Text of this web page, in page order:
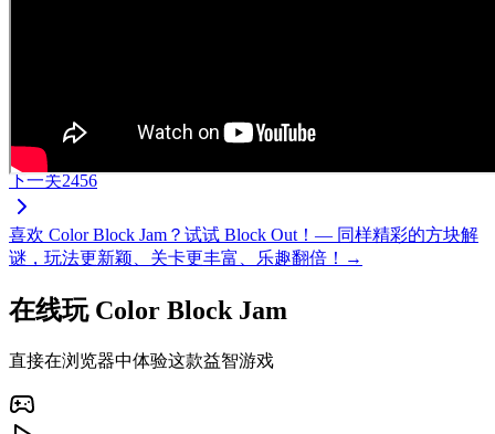
下一关2456
喜欢 Color Block Jam？试试 Block Out！— 同样精彩的方块解
谜，玩法更新颖、关卡更丰富、乐趣翻倍！→
在线玩 Color Block Jam
直接在浏览器中体验这款益智游戏